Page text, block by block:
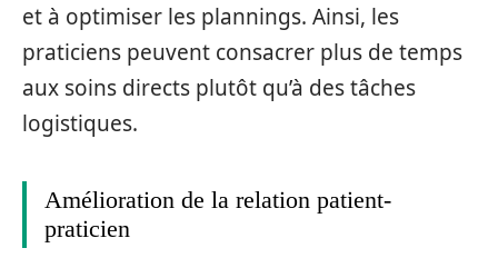
et à optimiser les plannings. Ainsi, les
praticiens peuvent consacrer plus de temps
aux soins directs plutôt qu’à des tâches
logistiques.
Amélioration de la relation patient-
praticien